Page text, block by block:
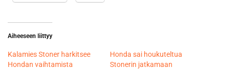
Aiheeseen liittyy
Kalamies Stoner harkitsee
Hondan vaihtamista
Honda sai houkuteltua
Stonerin jatkamaan